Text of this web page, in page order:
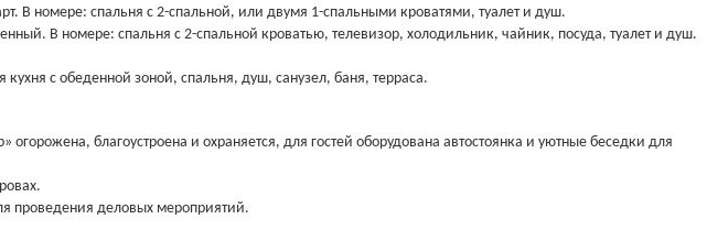
В номере: спальня с 2-спальной, или двумя 1-спальными кроватями, туалет и душ.
В номере: спальня с 2-спальной кроватью, телевизор, холодильник, чайник, посуда, туалет и душ.
кухня с обеденной зоной, спальня, душ, санузел, баня, терраса.
огорожена, благоустроена и охраняется, для гостей оборудована автостоянка и уютные беседки для
проведения деловых мероприятий.